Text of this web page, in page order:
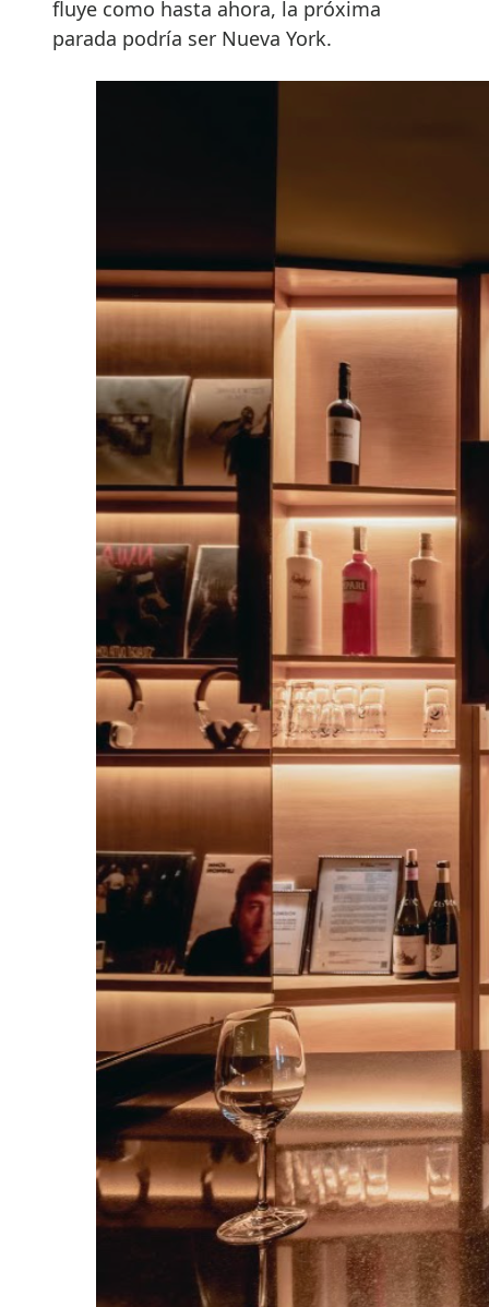
fluye como hasta ahora, la próxima
parada podría ser Nueva York.